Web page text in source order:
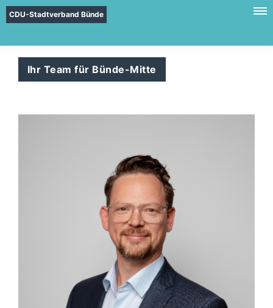
CDU-Stadtverband Bünde
Ihr Team für Bünde-Mitte